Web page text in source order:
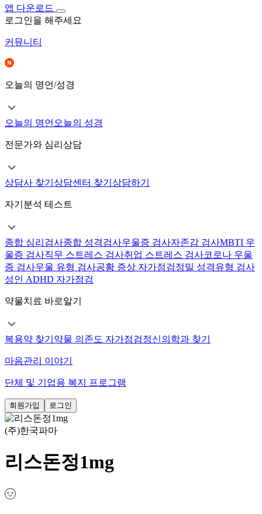
앱 다운로드
로그인을 해주세요
커뮤니티
오늘의 명언/성경
오늘의 명언 오늘의 성경
전문가와 심리상담
상담사 찾기 상담센터 찾기 상담하기
자기분석 테스트
종합 심리검사종합 성격검사우울증 검사자존감 검사MBTI 우
울증 검사직무 스트레스 검사취업 스트레스 검사코로나 우울
증 검사우울 유형 검사공황 증상 자가점검정밀 성격유형 검사
성인 ADHD 자가점검
약물치료 바로알기
복용약 찾기 약물 의존도 자가점검정신의학과 찾기
마음관리 이야기
단체 및 기업용 복지 프로그램
회원가입 로그인
(주)한국파마
리스돈정1mg